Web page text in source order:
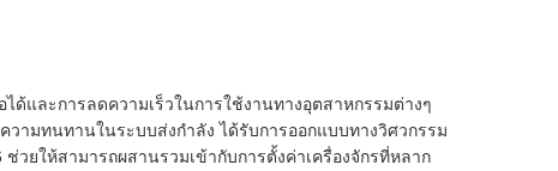
ด้และการลดความเร็วในการใช้งานทางอุตสาหกรรมต่างๆ
ามทนทานในระบบส่งกำลัง ได้รับการออกแบบทางวิศวกรรม
วยให้สามารถผสานรวมเข้ากับการตั้งค่าเครื่องจักรที่หลาก